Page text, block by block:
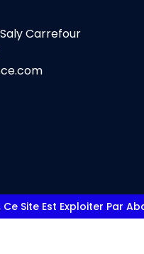
Carrefour
Site Est Exploiter Par